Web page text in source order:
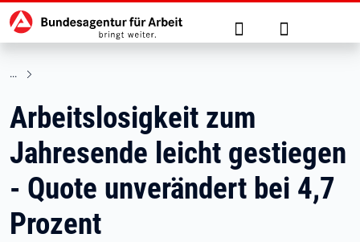
zu den Hauptinhalten springen
Hauptnavigation Suche Anmelden
Arbeitslosigkeit zum
Jahresende leicht gestiegen
- Quote unverändert bei 4,7
Prozent